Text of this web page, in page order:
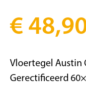
€
Vloertegel Austin
Gerectificeerd